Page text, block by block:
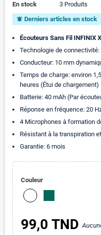
En stock
3 Produits
notifications_active Derniers articles en stock
Écouteurs Sans Fil INFINIX
Technologie de
Conducteur: 10 mm
Temps de charge: environ
heures (Étui de chargement)
Batterie: 40 mAh (Par
Réponse en fréquence: 20
4 Microphones à formation
Résistant à la transpiration
Garantie: 6 mois
Couleur
99,0 TND